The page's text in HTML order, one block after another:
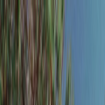
Leveranciers